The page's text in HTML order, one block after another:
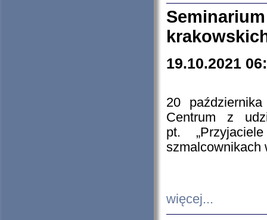
19.10.2021
20
Centrum z
pt.
szmalcownikach
więcej...